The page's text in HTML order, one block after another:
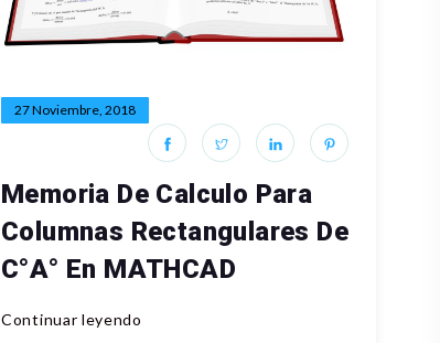
27 Noviembre, 2018
Memoria De Calculo Para
Columnas Rectangulares De
C°A° En MATHCAD
Continuar leyendo